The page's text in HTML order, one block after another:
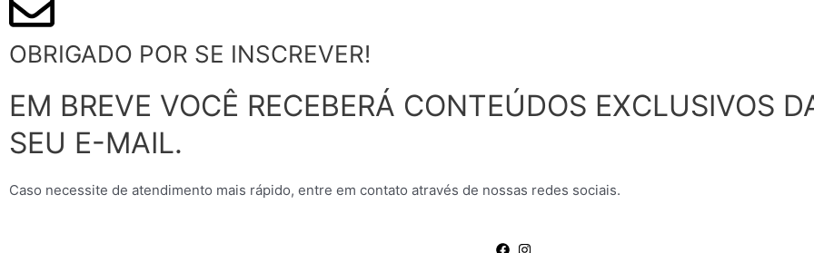
OBRIGADO POR SE INSCREVER!
EM BREVE VOCÊ RECEBERÁ CONTEÚDOS EXCLUSIVOS
SEU E-MAIL.
Caso necessite de atendimento mais rápido, entre em contato através de nossas redes sociais.